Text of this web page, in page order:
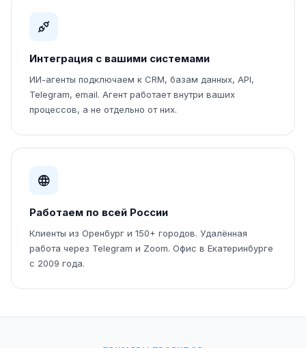
Интеграция с вашими системами
ИИ-агенты подключаем к CRM, базам данных, API,
Telegram, email. Агент работает внутри ваших
процессов, а не отдельно от них.
Работаем по всей России
Клиенты из Оренбург и 150+ городов. Удалённая
работа через Telegram и Zoom. Офис в Екатеринбурге
с 2009 года.